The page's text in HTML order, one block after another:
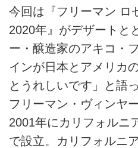
今回は『フリーマン ロ
2020年』がデザートと
ー・醸造家のアキコ・
インが日本とアメリカ
とうれしいです」と語っ
フリーマン・ヴィンヤ
2001年にカリフォルニ
で設立。カリフォルニ